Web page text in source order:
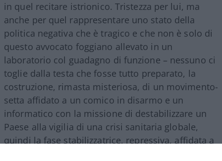
in quel recitare istrionico. Tristezza per lui, ma
anche per quel rappresentare uno stato della
politica negativa che è tragico e che non è solo di
questo avvocato foggiano allevato in un
laboratorio col guadagno di funzione – nessuno ci
toglie dalla testa che fosse tutto preparato, la
costruzione, rimasta misteriosa, di un movimento-
setta affidato a un comico in disarmo e un
informatico con la missione di destabilizzare un
Paese alla vigilia di una crisi sanitaria globale,
quindi la fase stabilizzatrice, repressiva, affidata a